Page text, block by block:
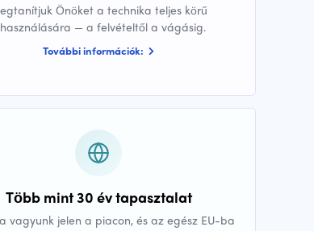
Önöket a technika teljes körű
— a felvételtől a vágásig.
További információk:
Több mint 30 év tapasztalat
vagyunk jelen a piacon, és az egész EU-ba